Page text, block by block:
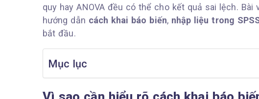
quy hay ANOVA đều có thể cho kết quả sai lệch.
hướng dẫn cách khai báo biến, nhập liệu trong
bắt đầu.
Mục lục